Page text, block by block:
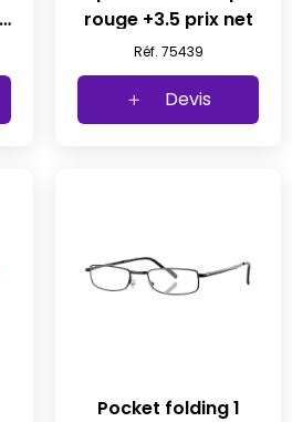
rouge +3.5 prix net
Réf. 75439
Devis
Pocket folding 1